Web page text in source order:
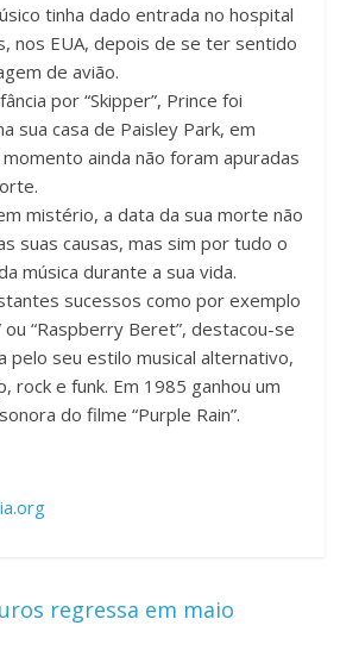
tinha dado entrada no hospital
nos EUA, depois de se ter sentido
de avião.
por “Skipper”, Prince foi
sua casa de Paisley Park, em
ainda não foram apuradas
mistério, a data da sua morte não
suas causas, mas sim por tudo o
música durante a sua vida.
sucessos como por exemplo
ou “Raspberry Beret”, destacou-se
pelo seu estilo musical alternativo,
rock e funk. Em 1985 ganhou um
do filme “Purple Rain”.
regressa em maio